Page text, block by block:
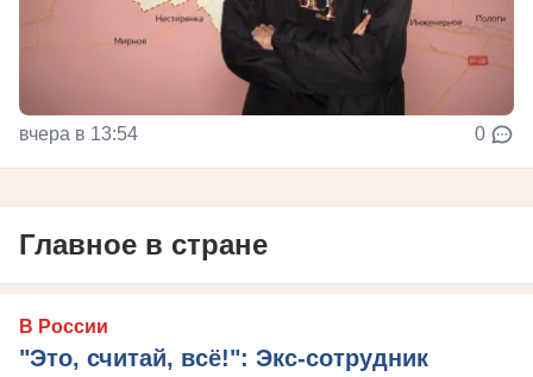
вчера в 13:54 0
Главное в стране
В России
"Это, считай, всё!": Экс-сотрудник